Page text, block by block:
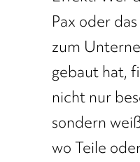
Pax oder
zum
gebaut hat,
nicht nur
sondern
wo Teile